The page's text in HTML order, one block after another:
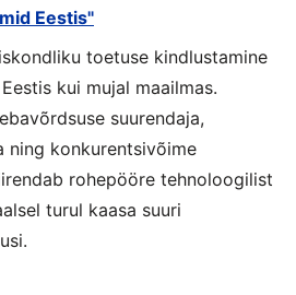
Eestis"
toetuse kindlustamine
kui mujal maailmas.
suurendaja,
ning konkurentsivõime
rohepööre tehnoloogilist
turul kaasa suuri